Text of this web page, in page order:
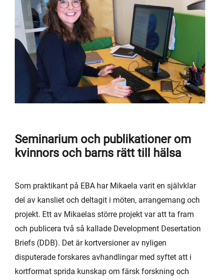
Seminarium och publikationer om
kvinnors och barns rätt till hälsa
Som praktikant på EBA har Mikaela varit en självklar
del av kansliet och deltagit i möten, arrangemang och
projekt. Ett av Mikaelas större projekt var att ta fram
och publicera två så kallade Development Desertation
Briefs (DDB). Det är kortversioner av nyligen
disputerade forskares avhandlingar med syftet att i
kortformat sprida kunskap om färsk forskning och